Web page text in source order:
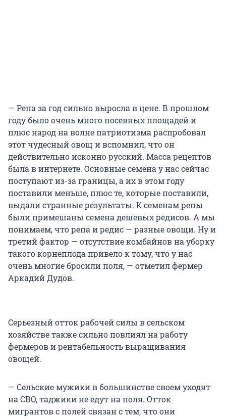
— Репа за год сильно выросла в цене. В прошлом
году было очень много посевных площадей и
плюс народ на волне патриотизма распробовал
этот чудесный овощ и вспомнил, что он
действительно исконно русский. Масса рецептов
была в интернете. Основные семена у нас сейчас
поступают из-за границы, а их в этом году
поставили меньше, плюс те, которые поставили,
выдали странные результаты. К семенам репы
были примешаны семена дешевых редисов. А мы
понимаем, что репа и редис — разные овощи. Ну и
третий фактор — отсутствие комбайнов на уборку
такого корнеплода привело к тому, что у нас
очень многие бросили поля, — отметил фермер
Аркадий Дудов.
Серьезный отток рабочей силы в сельском
хозяйстве также сильно повлиял на работу
фермеров и рентабельность выращивания
овощей.
— Сельские мужики в большинстве своем уходят
на СВО, таджики не едут на поля. Отток
мигрантов с полей связан с тем, что они